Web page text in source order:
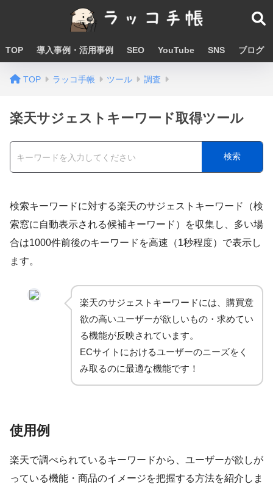
TOP 導入事例・活用事例 SEO YouTube SNS ブログ
TOP ラッコ手帳 ツール 調査
楽天サジェストキーワード取得ツール
検索
検索キーワードに対する楽天のサジェストキーワード（検
索窓に自動表示される候補キーワード）を収集し、多い場
合は1000件前後のキーワードを高速（1秒程度）で表示し
ます。
楽天のサジェストキーワードには、購買意
欲の高いユーザーが欲しいもの・求めてい
る機能が反映されています。
ECサイトにおけるユーザーのニーズをく
み取るのに最適な機能です！
使用例
楽天で調べられているキーワードから、ユーザーが欲しが
っている機能・商品のイメージを把握する方法を紹介しま